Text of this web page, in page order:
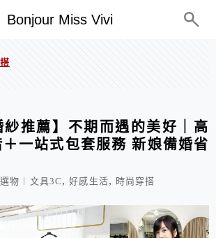
Bonjour Miss Vivi
紗推薦】不期而遇的美好｜高
一站式包套服務 新娘備婚省
物︱文具3C ,好感生活, 時尚穿搭